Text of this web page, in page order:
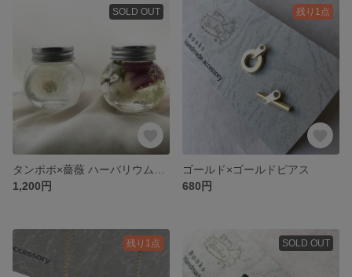
SOLD OUT
1,200円
残り1点
ゴールド×ゴールドピアス
680円
残り1点 SOLD OUT